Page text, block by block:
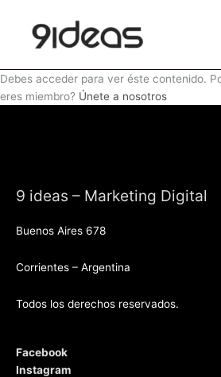
contenido
Debes acceder para ver éste contenido.
eres miembro? Únete a nosotros
9 ideas – Marketing Digital
Buenos Aires 678
Corrientes – Argentina
Todos los derechos reservados.
Facebook
Instagram